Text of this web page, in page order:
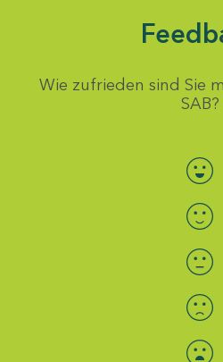
Wie zufrieden sind Sie
SAB?